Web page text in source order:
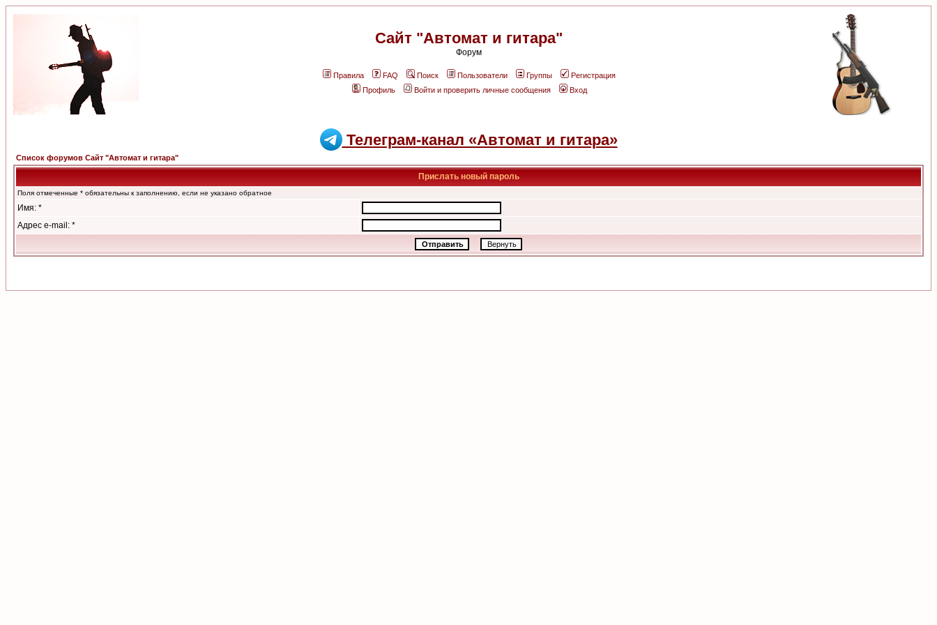
Сайт "Автомат и гитара"
Форум
Правила FAQ Поиск Пользователи Группы
Регистрация
Профиль
Войти и проверить личные сообщения Вход
Телеграм-канал «Автомат и гитара»
Список форумов Сайт "Автомат и гитара"
Прислать новый пароль
Поля отмеченные * обязательны к заполнению, если не указано обратное
Имя: *
Адрес e-mail: *